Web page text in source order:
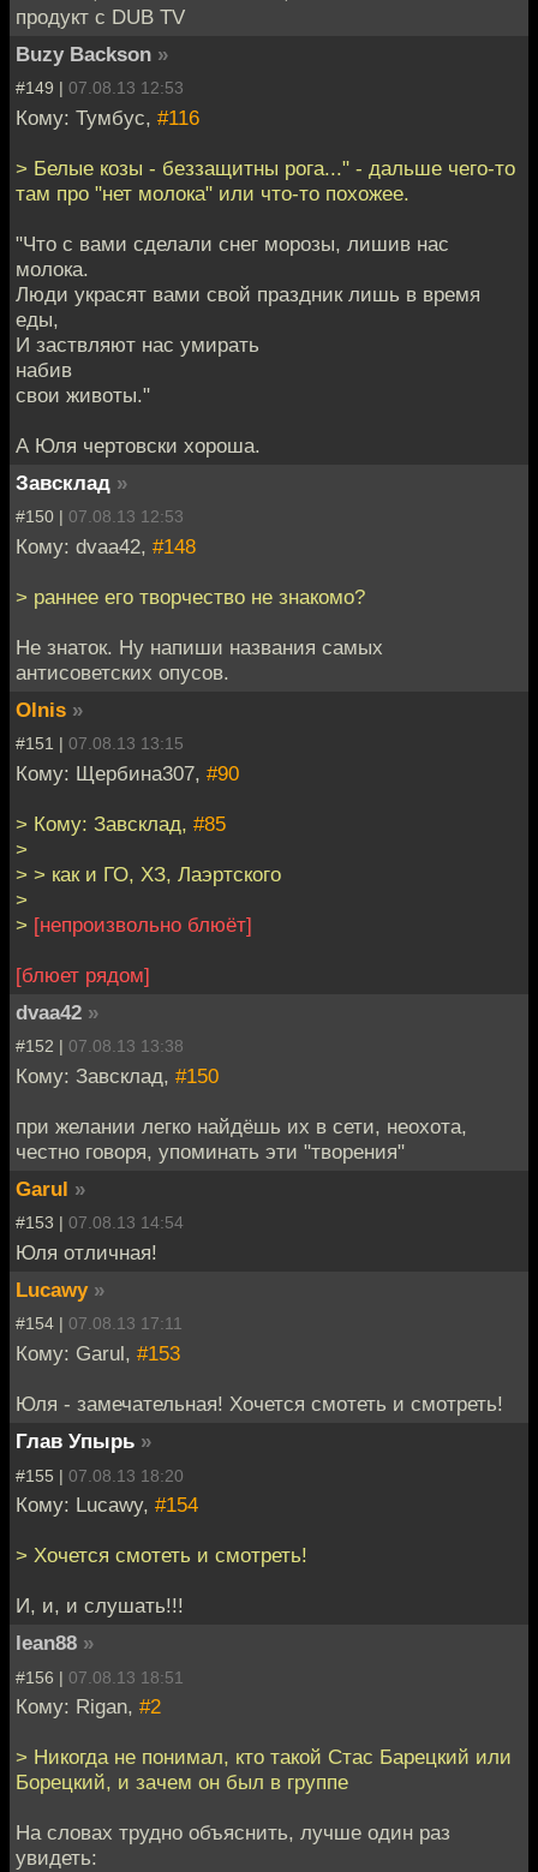
продукт с DUB TV
Buzy Backson »
#149 | 07.08.13 12:53
Кому: Тумбус, #116
> Белые козы - беззащитны рога..." - дальше чего-то
там про "нет молока" или что-то похожее.
"Что с вами сделали снег морозы, лишив нас
молока.
Люди украсят вами свой праздник лишь в время
еды,
И заствляют нас умирать
набив
свои животы."
А Юля чертовски хороша.
Завсклад »
#150 | 07.08.13 12:53
Кому: dvaa42, #148
> раннее его творчество не знакомо?
Не знаток. Ну напиши названия самых
антисоветских опусов.
Olnis »
#151 | 07.08.13 13:15
Кому: Щербина307, #90
> Кому: Завсклад, #85
>
> > как и ГО, ХЗ, Лаэртского
>
> [непроизвольно блюёт]
[блюет рядом]
dvaa42 »
#152 | 07.08.13 13:38
Кому: Завсклад, #150
при желании легко найдёшь их в сети, неохота,
честно говоря, упоминать эти "творения"
Garul »
#153 | 07.08.13 14:54
Юля отличная!
Lucawy »
#154 | 07.08.13 17:11
Кому: Garul, #153
Юля - замечательная! Хочется смотеть и смотреть!
Глав Упырь »
#155 | 07.08.13 18:20
Кому: Lucawy, #154
> Хочется смотеть и смотреть!
И, и, и слушать!!!
lean88 »
#156 | 07.08.13 18:51
Кому: Rigan, #2
> Никогда не понимал, кто такой Стас Барецкий или
Борецкий, и зачем он был в группе
На словах трудно объяснить, лучше один раз
увидеть: